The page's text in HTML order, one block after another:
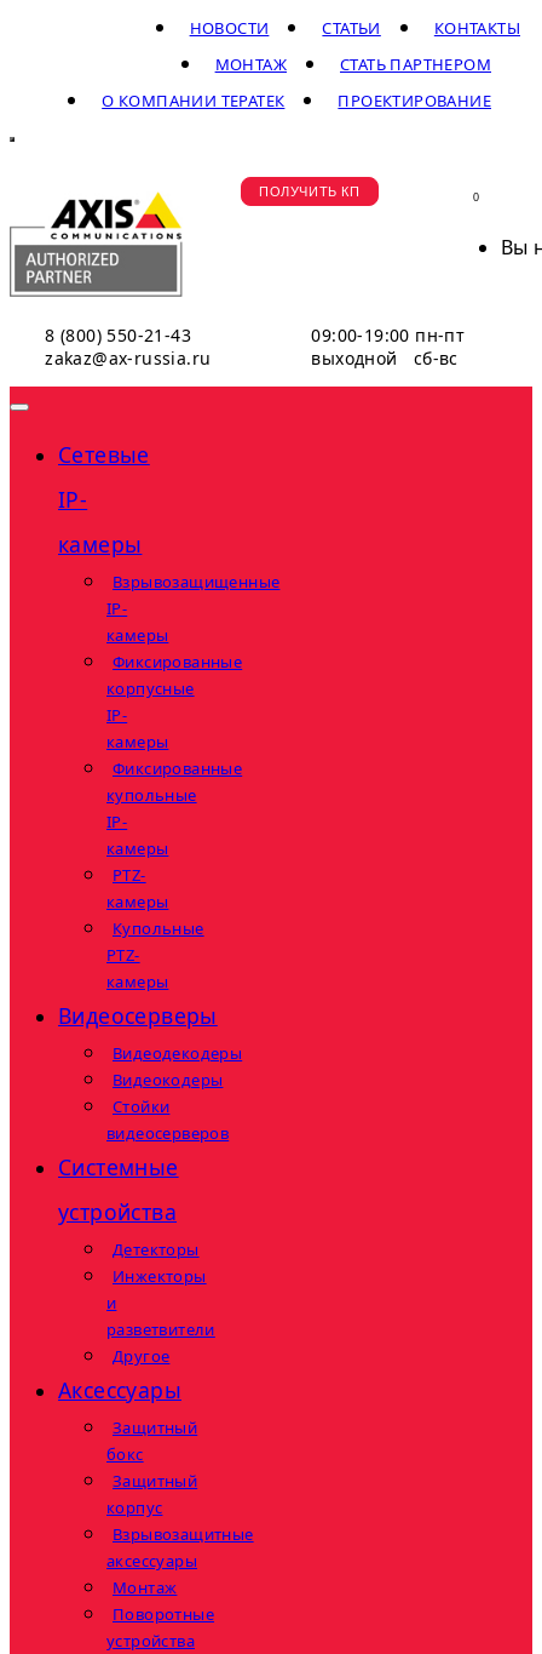
КОНТАКТЫ
СТАТЬИ
НОВОСТИ
СТАТЬ ПАРТНЕРОМ
МОНТАЖ
ПРОЕКТИРОВАНИЕ
О КОМПАНИИ ТЕРАТЕК
8 (800) 550-21-43
zakaz@ax-russia.ru
09:00-19:00 пн-пт
выходной сб-вс
ПОЛУЧИТЬ КП 0
Вы
Сетевые
IP-
камеры
Взрывозащищенные
IP-
камеры
Фиксированные
корпусные
IP-
камеры
Фиксированные
купольные
IP-
камеры
PTZ-
камеры
Купольные
PTZ-
камеры
Видеосерверы
Видеодекодеры
Видеокодеры
Стойки
видеосерверов
Системные
устройства
Детекторы
Инжекторы
и
разветвители
Другое
Аксессуары
Защитный
бокс
Защитный
корпус
Взрывозащитные
аксессуары
Монтаж
Поворотные
устройства